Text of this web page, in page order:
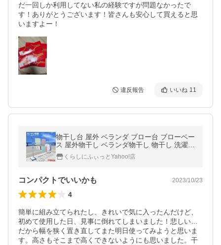
だ一回しか利用してない私の経験ですが問題なかったで
す！ありがとうございます！皆さんも安心して買えると思
いますよー！
違反報告 いいね 11
物干し台 屋外 ベランダ ブロー台 ブローベー
ス 屋外物干し ベランダ物干し 物干し 洗濯物
干し ステンレス 伸縮 ekans エカンズ
くらしにふぃっとYahoo!店
コンパクトでいいかも 2023/10/23
4
簡単に組み立てられたし、きれいで気に入ったんだけど、
初めて使用した日、見事に倒れてしまいました！悲しい…
だから幅を狭く置き直してまた明日使ってみようと思いま
す。高さもそこまで高くできないようにも思いました。干